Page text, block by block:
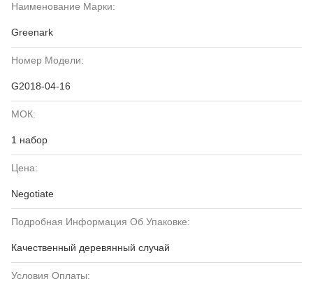
Наименование Марки:
Greenark
Номер Модели:
G2018-04-16
МОК:
1 набор
Цена:
Negotiate
Подробная Информация Об Упаковке:
Качественный деревянный случай
Условия Оплаты: